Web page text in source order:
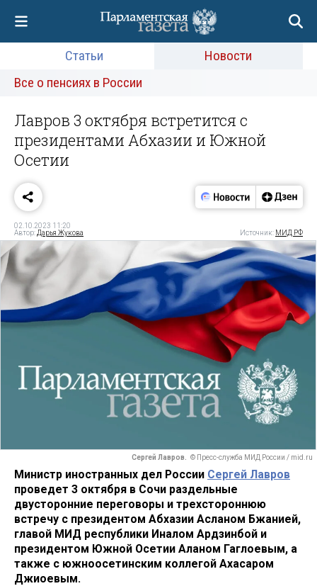
Статьи
Новости
Все о пенсиях в России
Лавров 3 октября встретится с
президентами Абхазии и Южной
Осетии
02.10.2023 11:20
Автор: Дарья Жукова Источник: МИД РФ
Сергей Лавров. © Пресс-служба МИД России / mid.ru
Министр иностранных дел России Сергей Лавров
проведет 3 октября в Сочи раздельные
двусторонние переговоры и трехстороннюю
встречу с президентом Абхазии Асланом Бжанией,
главой МИД республики Иналом Ардзинбой и
президентом Южной Осетии Аланом Гаглоевым, а
также с южноосетинским коллегой Ахасаром
Джиоевым.